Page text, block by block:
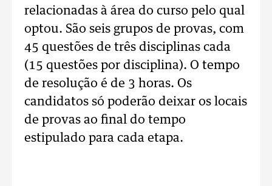
relacionadas à área do curso pelo qual
optou. São seis grupos de provas, com
45 questões de três disciplinas cada
(15 questões por disciplina). O tempo
de resolução é de 3 horas. Os
candidatos só poderão deixar os locais
de provas ao final do tempo
estipulado para cada etapa.